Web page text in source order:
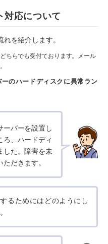
対応について
を紹介します。
ちらでも受付ております。メール
のハードディスクに異常ラン
ーバーを設置し
ろ、ハードディ
した。障害を未
だきます。
るためにはどのようにし